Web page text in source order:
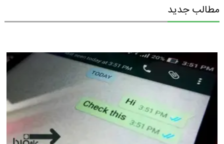
مطالب جدید